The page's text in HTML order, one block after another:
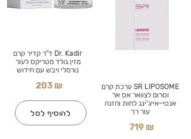
Dr. Kadir ד"ר קדיר קרם
מזין גולד מטריקס לעור
נורמלי ויבש עם חידוש
203 ₪
להוסיף לסל
SR LIPOSOME ערכת קרם
וסרום לצוואר אס אר
אנטי-אייג'ינג לחות והזנה
עור רך
719 ₪